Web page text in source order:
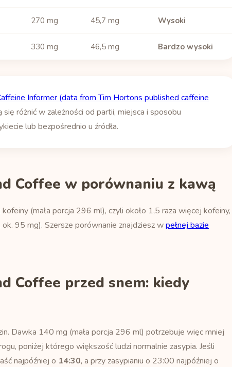
270 mg 45,7 mg Wysoki
330 mg 46,5 mg Bardzo wysoki
Informer (data from Tim Hortons published caffeine
różnić w zależności od partii, miejsca i sposobu
lub bezpośrednio u źródła.
Coffee w porównaniu z kawą
(mała porcja 296 ml), czyli około 1,5 raza więcej kofeiny,
95 mg). Szersze porównanie znajdziesz wpełnej bazie
Coffee przed snem: kiedy
Dawka 140 mg (mała porcja 296 ml) potrzebuje więc mniej
poniżej którego większość ludzi normalnie zasypia. Jeśli
najpóźniej o 14:30, a przy zasypianiu o 23:00 najpóźniej o